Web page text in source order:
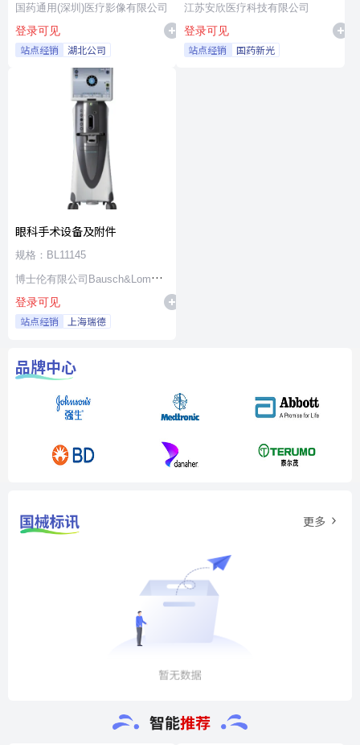
国药通用(深圳)医疗影像有限公司
登录可见
站点经销 湖北公司
江苏安欣医疗科技有限公司
登录可见
站点经销 国药新光
眼科手术设备及附件
规格：BL11145
博士伦有限公司Bausch&Lomb
Incorporated
登录可见
站点经销 上海瑞德
品牌中心